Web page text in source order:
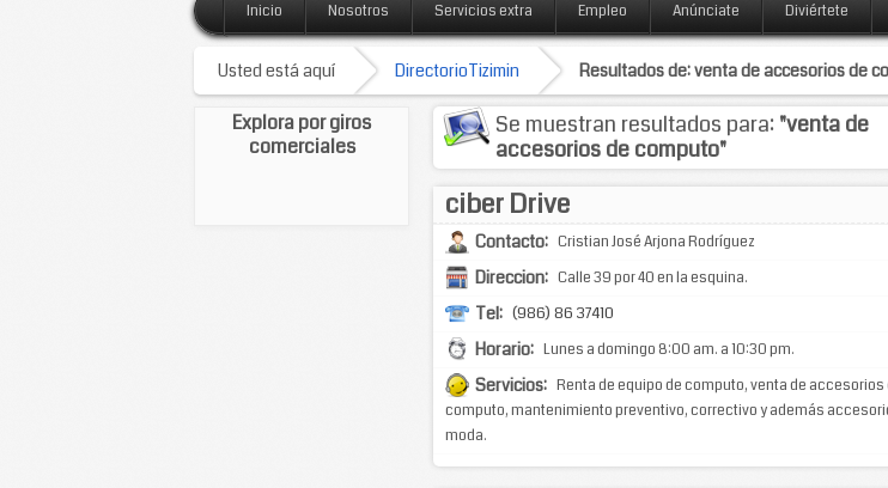
Inicio Nosotros Servicios extra Empleo Anúnciate Diviértete
Usted está aquí DirectorioTizimin Resultados de: venta de accesorios de
Explora por giros
comerciales
Se muestran resultados para: "venta de
accesorios de computo"
ciber Drive
Contacto: Cristian José Arjona Rodríguez
Direccion: Calle 39 por 40 en la esquina.
Tel: (986) 86 37410
Horario: Lunes a domingo 8:00 am. a 10:30 pm.
Servicios: Renta de equipo de computo, venta de accesorios
computo, mantenimiento preventivo, correctivo y además
moda.